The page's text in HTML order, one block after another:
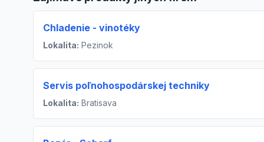
Chladenie - vinotéky
Lokalita: Pezinok
Servis poľnohospodárskej techniky
Lokalita: Bratisava